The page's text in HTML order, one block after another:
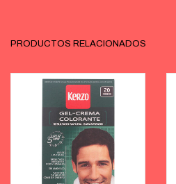
PRODUCTOS RELACIONADOS